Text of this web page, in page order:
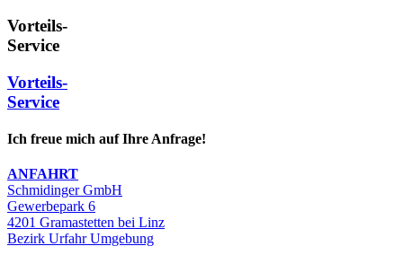
Vorteils-
Service
Vorteils-
Service
Ich freue mich auf Ihre Anfrage!
ANFAHRT
Schmidinger GmbH
Gewerbepark 6
4201 Gramastetten bei Linz
Bezirk Urfahr Umgebung